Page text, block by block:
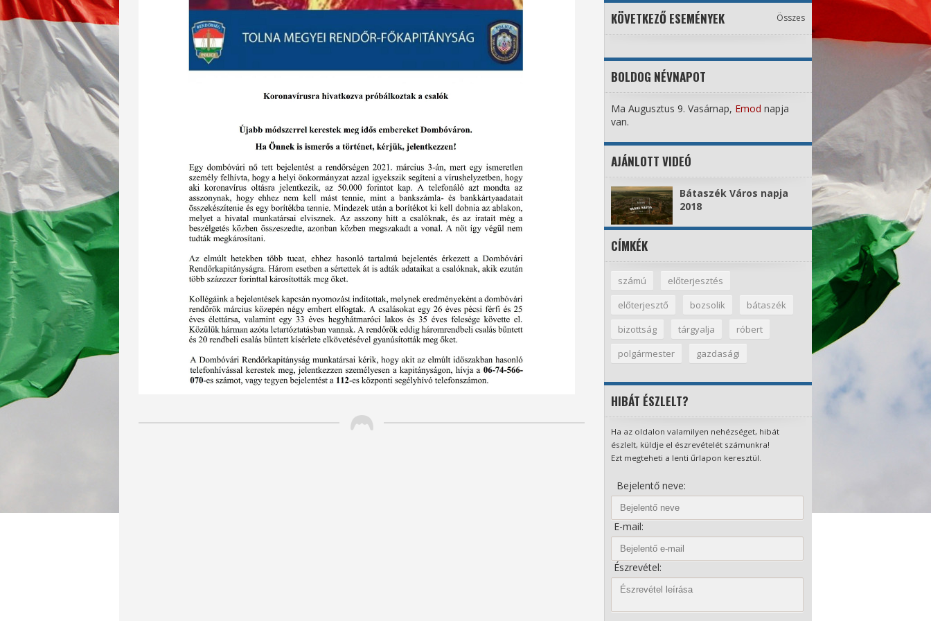
KÖVETKEZŐ ESEMÉNYEK Összes
BOLDOG NÉVNAPOT
Ma Augusztus 9. Vasárnap, Emod napja
van.
AJÁNLOTT VIDEÓ
Bátaszék Város napja
2018
CÍMKÉK
számú
előterjesztés
előterjesztő
bozsolik
bátaszék
bizottság
tárgyalja
róbert
polgármester
gazdasági
HIBÁT ÉSZLELT?
Ha az oldalon valamilyen nehézséget, hibát
észlelt, küldje el észrevételét számunkra!
Ezt megteheti a lenti űrlapon keresztül.
Bejelentő neve:
E-mail:
Észrevétel: